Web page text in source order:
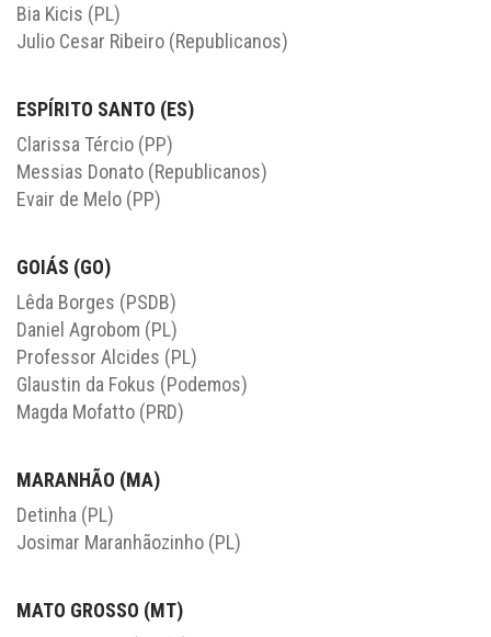
Bia Kicis (PL)
Julio Cesar Ribeiro (Republicanos)
ESPÍRITO SANTO (ES)
Clarissa Tércio (PP)
Messias Donato (Republicanos)
Evair de Melo (PP)
GOIÁS (GO)
Lêda Borges (PSDB)
Daniel Agrobom (PL)
Professor Alcides (PL)
Glaustin da Fokus (Podemos)
Magda Mofatto (PRD)
MARANHÃO (MA)
Detinha (PL)
Josimar Maranhãozinho (PL)
MATO GROSSO (MT)